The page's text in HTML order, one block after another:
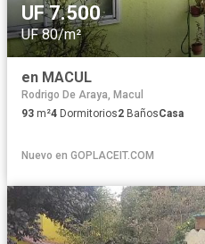
UF 7.500
UF 80/m²
en MACUL
Rodrigo De Araya, Macul
93 m²4 Dormitorios2 BañosCasa
Nuevo en GOPLACEIT.COM